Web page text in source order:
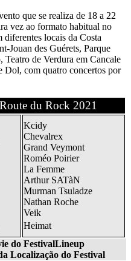
que se realiza de 18 a 22
vez ao formato habitual no
diferentes locais da Costa
Jouan des Guérets, Parque
de Verdura em Cancale
Dol, com quatro concertos por
du Rock 2021
Kcidy
Chevalrex
Grand Veymont
Roméo Poirier
La Femme
Arthur SATàN
Murman Tsuladze
Nathan Roche
Veik
Heimat
do FestivalLineup
Localização do Festival